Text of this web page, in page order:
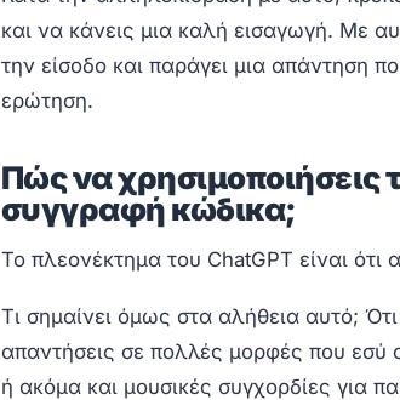
και να κάνεις μια καλή εισαγωγή. Με
την είσοδο και παράγει μια απάντηση
ερώτηση.
Πώς να χρησιμοποιήσεις
συγγραφή κώδικα;
Το πλεονέκτημα του ChatGPT είναι
Τι σημαίνει όμως στα αλήθεια αυτό;
απαντήσεις σε πολλές μορφές που εσύ
ή ακόμα και μουσικές συγχορδίες για